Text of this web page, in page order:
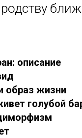
описание
образ жизни
голубой